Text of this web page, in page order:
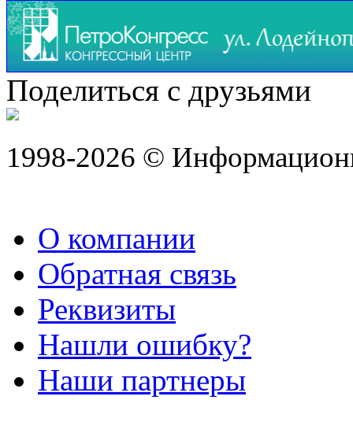
Поделиться с друзьями
1998-2026 ©
О компании
Обратная связь
Реквизиты
Нашли ошибку?
Наши партнеры